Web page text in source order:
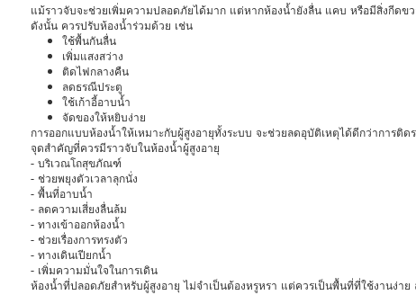
แม้ราวจับจะช่วยเพิ่มความปลอดภัยได้มาก แต่หากห้องน้ำยังลื่น แคบ หรือมีสิ่งกีดขว
ดังนั้น ควรปรับห้องน้ำร่วมด้วย เช่น
ใช้พื้นกันลื่น
เพิ่มแสงสว่าง
ติดไฟกลางคืน
ลดธรณีประตู
ใช้เก้าอี้อาบน้ำ
จัดของให้หยิบง่าย
การออกแบบห้องน้ำให้เหมาะกับผู้สูงอายุทั้งระบบ จะช่วยลดอุบัติเหตุได้ดีกว่าการติด
จุดสำคัญที่ควรมีราวจับในห้องน้ำผู้สูงอายุ
- บริเวณโถสุขภัณฑ์
- ช่วยพยุงตัวเวลาลุกนั่ง
- พื้นที่อาบน้ำ
- ลดความเสี่ยงลื่นล้ม
- ทางเข้าออกห้องน้ำ
- ช่วยเรื่องการทรงตัว
- ทางเดินเปียกน้ำ
- เพิ่มความมั่นใจในการเดิน
ห้องน้ำที่ปลอดภัยสำหรับผู้สูงอายุ ไม่จำเป็นต้องหรูหรา แต่ควรเป็นพื้นที่ที่ใช้งานง่า